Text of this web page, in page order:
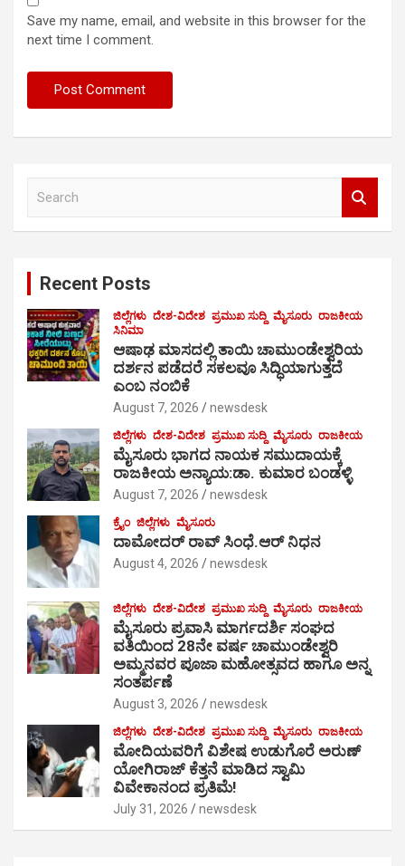
Save my name, email, and website in this browser for the
next time I comment.
Recent Posts
ಜಿಲ್ಲೆಗಳು ದೇಶ-ವಿದೇಶ ಪ್ರಮುಖ ಸುದ್ದಿ ಮೈಸೂರು ರಾಜಕೀಯ
ಸಿನಿಮಾ
ಆಷಾಢ ಮಾಸದಲ್ಲಿ ತಾಯಿ ಚಾಮುಂಡೇಶ್ವರಿಯ
ದರ್ಶನ ಪಡೆದರೆ ಸಕಲವೂ ಸಿದ್ಧಿಯಾಗುತ್ತದೆ
ಎಂಬ ನಂಬಿಕೆ
August 7, 2026 newsdesk
ಜಿಲ್ಲೆಗಳು ದೇಶ-ವಿದೇಶ ಪ್ರಮುಖ ಸುದ್ದಿ ಮೈಸೂರು ರಾಜಕೀಯ
ಮೈಸೂರು ಭಾಗದ ನಾಯಕ ಸಮುದಾಯಕ್ಕೆ
ರಾಜಕೀಯ ಅನ್ಯಾಯ:ಡಾ. ಕುಮಾರ ಬಂಡಳ್ಳಿ
August 7, 2026 newsdesk
ಕ್ರೈಂ ಜಿಲ್ಲೆಗಳು ಮೈಸೂರು
ದಾಮೋದರ್ ರಾವ್ ಸಿಂಧೆ.ಆರ್ ನಿಧನ
August 4, 2026 newsdesk
ಜಿಲ್ಲೆಗಳು ದೇಶ-ವಿದೇಶ ಪ್ರಮುಖ ಸುದ್ದಿ ಮೈಸೂರು ರಾಜಕೀಯ
ಮೈಸೂರು ಪ್ರವಾಸಿ ಮಾರ್ಗದರ್ಶಿ ಸಂಘದ
ವತಿಯಿಂದ 28ನೇ ವರ್ಷ ಚಾಮುಂಡೇಶ್ವರಿ
ಅಮ್ಮನವರ ಪೂಜಾ ಮಹೋತ್ಸವದ ಹಾಗೂ ಅನ್ನ
ಸಂತರ್ಪಣೆ
August 3, 2026 newsdesk
ಜಿಲ್ಲೆಗಳು ದೇಶ-ವಿದೇಶ ಪ್ರಮುಖ ಸುದ್ದಿ ಮೈಸೂರು ರಾಜಕೀಯ
ಮೋದಿಯವರಿಗೆ ವಿಶೇಷ ಉಡುಗೊರೆ ಅರುಣ್
ಯೋಗಿರಾಜ್ ಕೆತ್ತನೆ ಮಾಡಿದ ಸ್ವಾಮಿ
ವಿವೇಕಾನಂದ ಪ್ರತಿಮೆ!
July 31, 2026 newsdesk